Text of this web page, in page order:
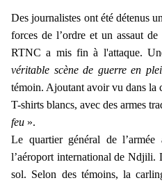
Des journalistes ont été détenus
forces de l’ordre et un assaut
RTNC a mis fin à l'attaque.
véritable scène de guerre en
témoin. Ajoutant avoir vu dans la
T-shirts blancs, avec des armes
feu ».
Le quartier général de
l’aéroport international de Ndjili.
sol. Selon des témoins, la